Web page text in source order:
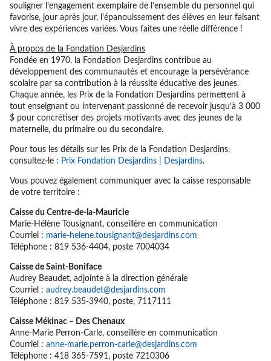
souligner l’engagement exemplaire de l’ensemble du personnel qui
favorise, jour après jour, l’épanouissement des élèves en leur faisant
vivre des expériences variées. Vous faites une réelle différence !
À propos de la Fondation Desjardins
Fondée en 1970, la Fondation Desjardins contribue au
développement des communautés et encourage la persévérance
scolaire par sa contribution à la réussite éducative des jeunes.
Chaque année, les Prix de la Fondation Desjardins permettent à
tout enseignant ou intervenant passionné de recevoir jusqu’à 3 000
$ pour concrétiser des projets motivants avec des jeunes de la
maternelle, du primaire ou du secondaire.
Pour tous les détails sur les Prix de la Fondation Desjardins,
consultez-le : Prix Fondation Desjardins | Desjardins.
Vous pouvez également communiquer avec la caisse responsable
de votre territoire :
Caisse du Centre-de-la-Mauricie
Marie-Hélène Tousignant, conseillère en communication
Courriel : marie-helene.tousignant@desjardins.com
Téléphone : 819 536-4404, poste 7004034
Caisse de Saint-Boniface
Audrey Beaudet, adjointe à la direction générale
Courriel : audrey.beaudet@desjardins.com
Téléphone : 819 535-3940, poste, 7117111
Caisse Mékinac – Des Chenaux
Anne-Marie Perron-Carle, conseillère en communication
Courriel : anne-marie.perron-carle@desjardins.com
Téléphone : 418 365-7591, poste 7210306